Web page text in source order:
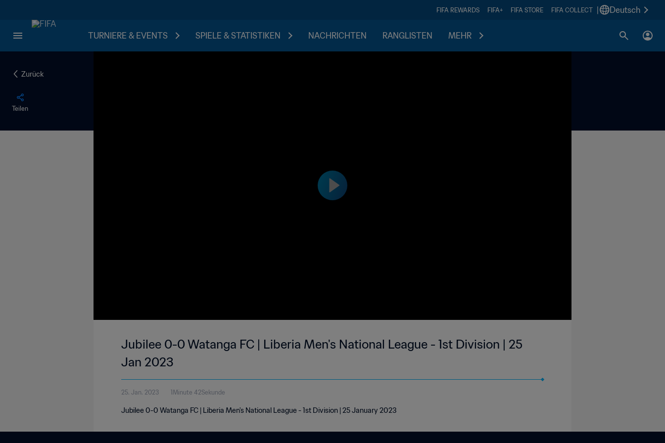
FIFA REWARDS FIFA+ FIFA STORE FIFA COLLECT Deutsch
TURNIERE & EVENTS SPIELE & STATISTIKEN NACHRICHTEN RANGLISTEN MEHR
Zurück
Teilen
Jubilee 0-0 Watanga FC | Liberia Men's National League - 1st Division | 25
Jan 2023
25. Jan. 2023 1Minute 42Sekunde
Jubilee 0-0 Watanga FC | Liberia Men's National League - 1st Division | 25 January 2023